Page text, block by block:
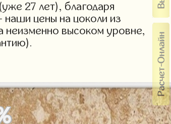
27 лет), благодаря
наши цены на цоколи из
неизменно высоком уровне,